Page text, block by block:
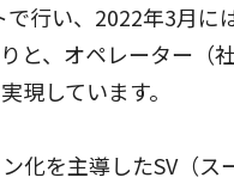
行い、2022年3月
と、オペレーター（
現しています。
化を主導したSV（